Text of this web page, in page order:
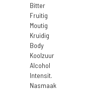
Bitter
Fruitig
Moutig
Kruidig
Body
Koolzuur
Alcohol
Intensit.
Nasmaak